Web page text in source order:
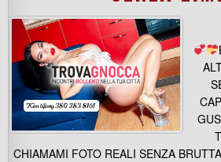
CHIAMAMI FOTO REALI SENZA